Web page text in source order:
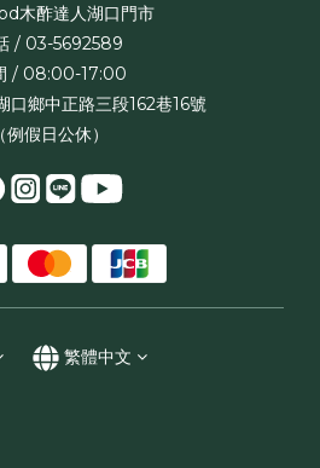
木酢達人湖口門市
/ 03-5692589
/ 08:00-17:00
口鄉中正路三段162巷16號
（例假日公休）
繁體中文